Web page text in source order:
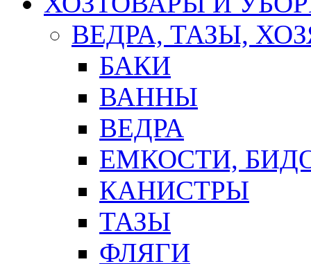
ВЕДРА, ТАЗЫ,
БАКИ
ВАННЫ
ВЕДРА
ЕМКОСТИ,
КАНИСТРЫ
ТАЗЫ
ФЛЯГИ